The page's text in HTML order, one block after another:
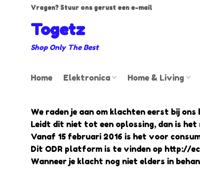
Vragen? Stuur ons gerust een e-mail
Togetz
Shop Only The Best
Home Elektronica Home & Living
We raden je aan om klachten eerst bij
Leidt dit niet tot een oplossing, dan is het
Vanaf 15 februari 2016 is het voor
Dit ODR platform is te vinden op http://
Wanneer je klacht nog niet elders in